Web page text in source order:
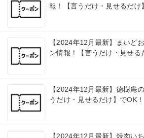
報！【言うだけ・見せるだけ
【2024年12月最新】まいど
ン情報！【言うだけ・見せる
【2024年12月最新】徳樹庵
うだけ・見せるだけ】でOK！
【2024年12月最新】焼肉い